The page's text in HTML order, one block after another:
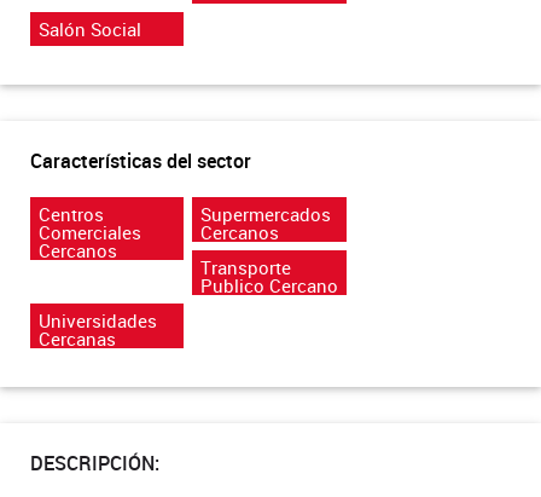
Salón Social
Características del sector
Centros
Comerciales
Cercanos
Supermercados
Cercanos
Transporte
Publico Cercano
Universidades
Cercanas
DESCRIPCIÓN: